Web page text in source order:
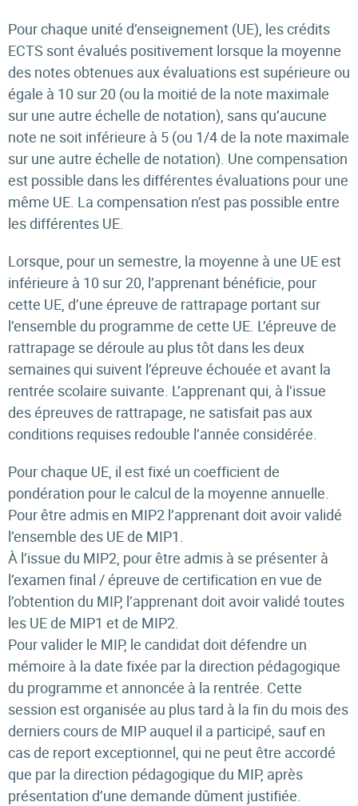
Pour chaque unité d’enseignement (UE), les crédits
ECTS sont évalués positivement lorsque la moyenne
des notes obtenues aux évaluations est supérieure ou
égale à 10 sur 20 (ou la moitié de la note maximale
sur une autre échelle de notation), sans qu’aucune
note ne soit inférieure à 5 (ou 1/4 de la note maximale
sur une autre échelle de notation). Une compensation
est possible dans les différentes évaluations pour une
même UE. La compensation n’est pas possible entre
les différentes UE.
Lorsque, pour un semestre, la moyenne à une UE est
inférieure à 10 sur 20, l’apprenant bénéficie, pour
cette UE, d’une épreuve de rattrapage portant sur
l’ensemble du programme de cette UE. L’épreuve de
rattrapage se déroule au plus tôt dans les deux
semaines qui suivent l’épreuve échouée et avant la
rentrée scolaire suivante. L’apprenant qui, à l’issue
des épreuves de rattrapage, ne satisfait pas aux
conditions requises redouble l’année considérée.
Pour chaque UE, il est fixé un coefficient de
pondération pour le calcul de la moyenne annuelle.
Pour être admis en MIP2 l’apprenant doit avoir validé
l’ensemble des UE de MIP1.
À l’issue du MIP2, pour être admis à se présenter à
l’examen final / épreuve de certification en vue de
l’obtention du MIP, l’apprenant doit avoir validé toutes
les UE de MIP1 et de MIP2.
Pour valider le MIP, le candidat doit défendre un
mémoire à la date fixée par la direction pédagogique
du programme et annoncée à la rentrée. Cette
session est organisée au plus tard à la fin du mois des
derniers cours de MIP auquel il a participé, sauf en
cas de report exceptionnel, qui ne peut être accordé
que par la direction pédagogique du MIP, après
présentation d’une demande dûment justifiée.